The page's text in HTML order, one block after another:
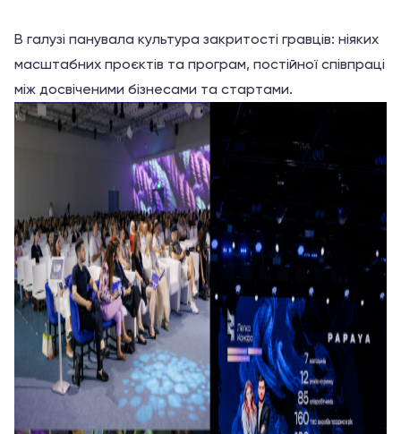
В галузі панувала культура закритості гравців: ніяких
масштабних проєктів та програм, постійної співпраці
між досвіченими бізнесами та стартами.